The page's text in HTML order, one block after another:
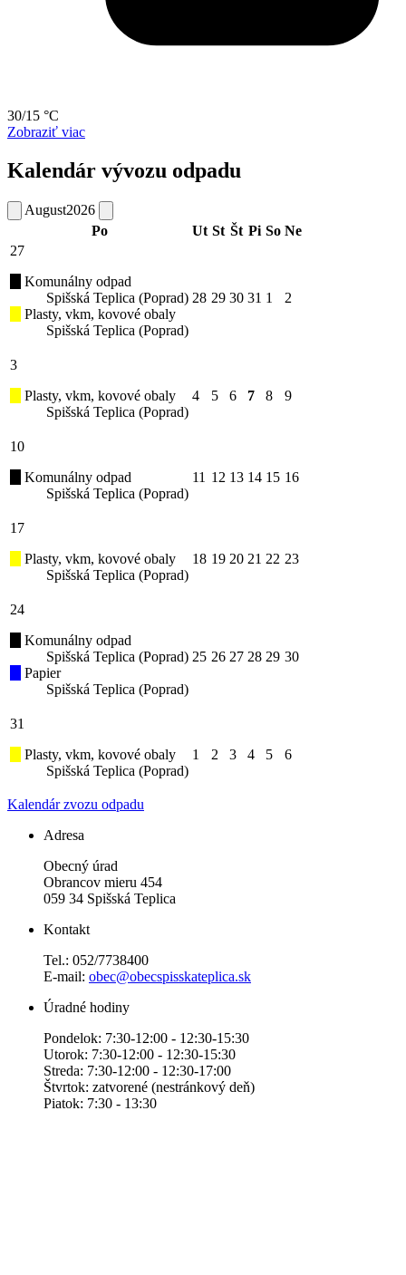
30/15 °C
Zobraziť viac
Kalendár vývozu odpadu
August2026
Po
Ut St Št Pi So Ne
27
Komunálny odpad
Spišská Teplica (Poprad)
Plasty, vkm, kovové obaly
Spišská Teplica (Poprad)
28 29 30 31 1 2
3
Plasty, vkm, kovové obaly
Spišská Teplica (Poprad)
4 5 6 7 8 9
10
Komunálny odpad
Spišská Teplica (Poprad)
11 12 13 14 15 16
17
Plasty, vkm, kovové obaly
Spišská Teplica (Poprad)
18 19 20 21 22 23
24
Komunálny odpad
Spišská Teplica (Poprad)
Papier
Spišská Teplica (Poprad)
25 26 27 28 29 30
31
Plasty, vkm, kovové obaly
Spišská Teplica (Poprad)
1 2 3 4 5 6
Kalendár zvozu odpadu
Adresa
Obecný úrad
Obrancov mieru 454
059 34 Spišská Teplica
Kontakt
Tel.: 052/7738400
E-mail: obec@obecspisskateplica.sk
Úradné hodiny
Pondelok: 7:30-12:00 - 12:30-15:30
Utorok: 7:30-12:00 - 12:30-15:30
Streda: 7:30-12:00 - 12:30-17:00
Štvrtok: zatvorené (nestránkový deň)
Piatok: 7:30 - 13:30